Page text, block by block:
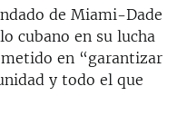
de Miami-Dade
cubano en su lucha
en “garantizar
y todo el que